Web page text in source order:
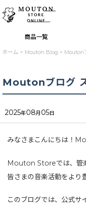
商品一覧
ホーム > Mouton Blog > Mouton
Moutonブログ
2025年08月 05日
みなさまこんにちは！
Mouton Storeでは、管
皆さまの音楽活動をより
このブログでは、公式サ